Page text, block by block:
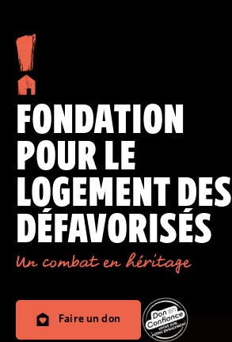
FONDATION
POUR LE
LOGEMENT DES
DÉFAVORISÉS
Un combat en héritage
Faire un don